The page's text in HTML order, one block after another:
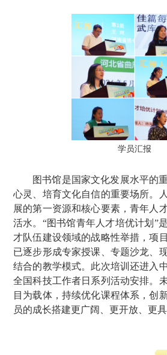
学员汇报
图书馆是国家文化发展水平的
心灵、培育文化自信的重要场所。
展的第一资源和核心要素，青年人
活水。“图书馆青年人才培优计划”
才队伍建设领域的战略性举措，项
已逐步形成专家授课、专题沙龙、
结合的教学模式。此次培训还进入
全国科技工作者日系列活动安排。
目为载体，持续优化课程体系，创
员的成长搭建更广阔、更开放、更具